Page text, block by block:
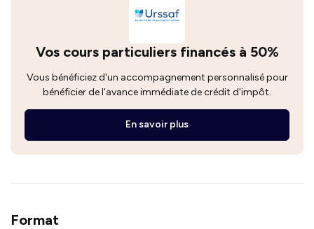
Vos cours particuliers financés à 50%
Vous bénéficiez d'un accompagnement personnalisé pour
bénéficier de l'avance immédiate de crédit d'impôt.
En savoir plus
Format